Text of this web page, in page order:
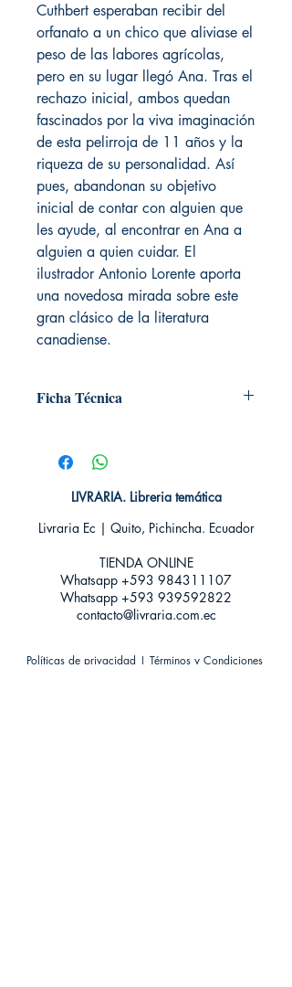
Cuthbert esperaban recibir del
orfanato a un chico que aliviase el
peso de las labores agrícolas,
pero en su lugar llegó Ana. Tras el
rechazo inicial, ambos quedan
fascinados por la viva imaginación
de esta pelirroja de 11 años y la
riqueza de su personalidad. Así
pues, abandonan su objetivo
inicial de contar con alguien que
les ayude, al encontrar en Ana a
alguien a quien cuidar. El
ilustrador Antonio Lorente aporta
una novedosa mirada sobre este
gran clásico de la literatura
canadiense.
Ficha Técnica
Editorial: EDELVIVES
Idioma: Castellano
Encuadernación: Dura
ISBN: 9788414029862
Categoría: Infantil +9 años - Ilustrados
LIVRARIA. Libreria temática
Livraria Ec | Quito, Pichincha. Ecuador
TIENDA ONLINE​
Whatsapp +593 984311107
Whatsapp +593 939592822
contacto@livraria.com.ec
Políticas de privacidad | Términos y Condiciones